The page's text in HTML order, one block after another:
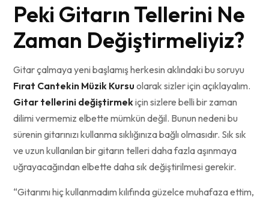
Peki Gitarın Tellerini Ne
Zaman Değiştirmeliyiz?
Gitar çalmaya yeni başlamış herkesin aklındaki bu soruyu
Fırat Cantekin Müzik Kursu olarak sizler için açıklayalım.
Gitar tellerini değiştirmekiçin sizlere belli bir zaman
dilimi vermemiz elbette mümkün değil. Bunun nedeni bu
sürenin gitarınızı kullanma sıklığınıza bağlı olmasıdır. Sık sık
ve uzun kullanılan bir gitarın telleri daha fazla aşınmaya
uğrayacağından elbette daha sık değiştirilmesi gerekir.
“Gitarımı hiç kullanmadım kılıfında güzelce muhafaza ettim,